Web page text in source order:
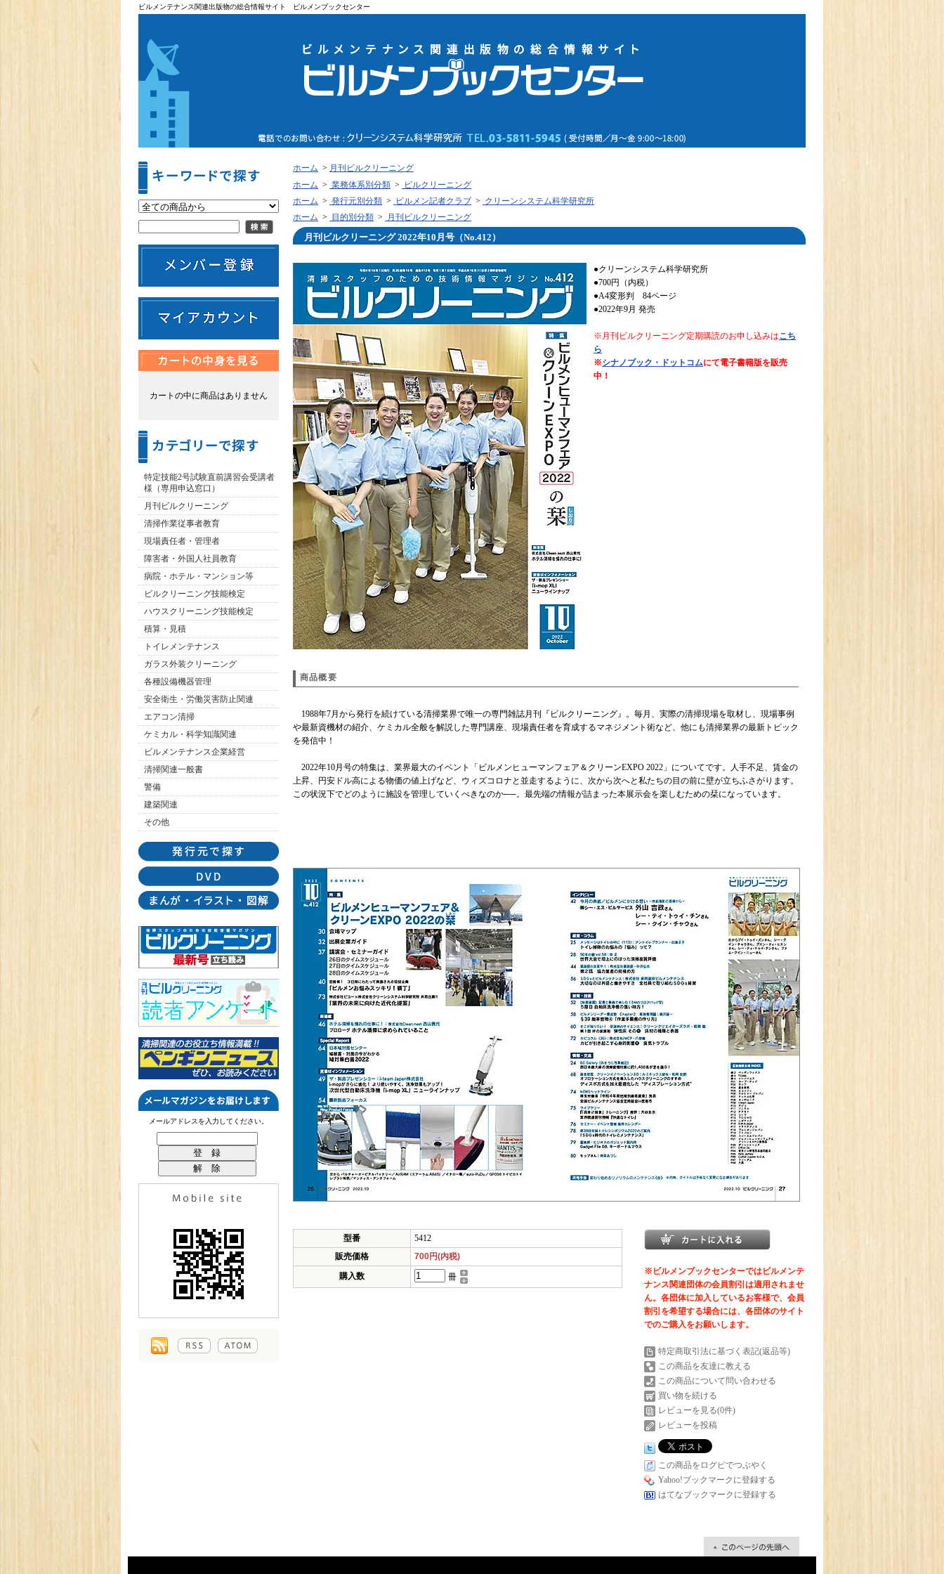
ビルメンテナンス関連出版物の総合情報サイト ビルメンブックセンター
カートの中に商品はありません
特定技能2号試験直前講習会受講者
様（専用申込窓口）
月刊ビルクリーニング
清掃作業従事者教育
現場責任者・管理者
障害者・外国人社員教育
病院・ホテル・マンション等
ビルクリーニング技能検定
ハウスクリーニング技能検定
積算・見積
トイレメンテナンス
ガラス外装クリーニング
各種設備機器管理
安全衛生・労働災害防止関連
エアコン清掃
ケミカル・科学知識関連
ビルメンテナンス企業経営
清掃関連一般書
警備
建築関連
その他
メールアドレスを入力してください。
ホーム > 月刊ビルクリーニング
ホーム > 業務体系別分類 >
ビルクリーニング
ホーム > 発行元別分類 > ビルメン記者クラブ > クリーンシステム科学研究所
ホーム > 目的別分類 > 月刊ビルクリーニング
月刊ビルクリーニング 2022年10月号（No.412）
●クリーンシステム科学研究所
●700円（内税）
●A4変形判 84ページ
●2022年9月 発売
※月刊ビルクリーニング定期購読のお申し込みはこち
ら
※シナノブック・ドットコムにて電子書籍版を販売
中！
商品概要
1988年7月から発行を続けている清掃業界で唯一の専門雑誌月刊『ビルクリーニング』。毎月、実際の清掃現場を取材し、現場事例
や最新資機材の紹介、ケミカル全般を解説した専門講座、現場責任者を育成するマネジメント術など、他にも清掃業界の最新トピック
を発信中！
2022年10月号の特集は、業界最大のイベント「ビルメンヒューマンフェア＆クリーンEXPO 2022」についてです。人手不足、賃金の
上昇、円安ドル高による物価の値上げなど、ウィズコロナと並走するように、次から次へと私たちの目の前に壁が立ちふさがります。
この状況下でどのように施設を管理していくべきなのか──。最先端の情報が詰まった本展示会を楽しむための栞になっています。
型番
5412
販売価格
700円(内税)
購入数
冊
※ビルメンブックセンターではビルメンテ
ナンス関連団体の会員割引は適用されませ
ん。各団体に加入しているお客様で、会員
割引を希望する場合には、各団体のサイト
でのご購入をお願いします。
特定商取引法に基づく表記(返品等)
この商品を友達に教える
この商品について問い合わせる
買い物を続ける
レビューを見る(0件)
レビューを投稿
この商品をログピでつぶやく
Yahoo!ブックマークに登録する
はてなブックマークに登録する